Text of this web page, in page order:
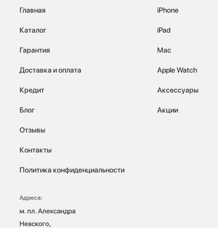
Главная
Каталог
Гарантия
Доставка и оплата
Кредит
Блог
Отзывы
Контакты
Политика конфиденциальности
iPhone
iPad
Mac
Apple Watch
Аксессуары
Акции
Адреса:
м. пл. Александра
Невского,